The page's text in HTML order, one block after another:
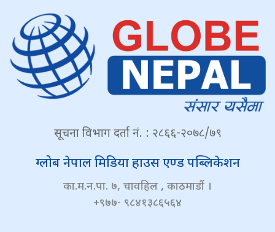
सूचना विभाग दर्ता नं. : २८६६-२०७८/७९
ग्लोब नेपाल मिडिया हाउस एण्ड पब्लिकेशन
का.म.न.पा. ७, चावहिल , काठमाडौं ।
+९७७- ९८४१३८६५६४